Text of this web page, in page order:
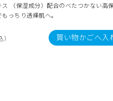
ス （保湿成分）配合のべたつかない高
っちり透輝肌へ。
） 買い物かごへ入